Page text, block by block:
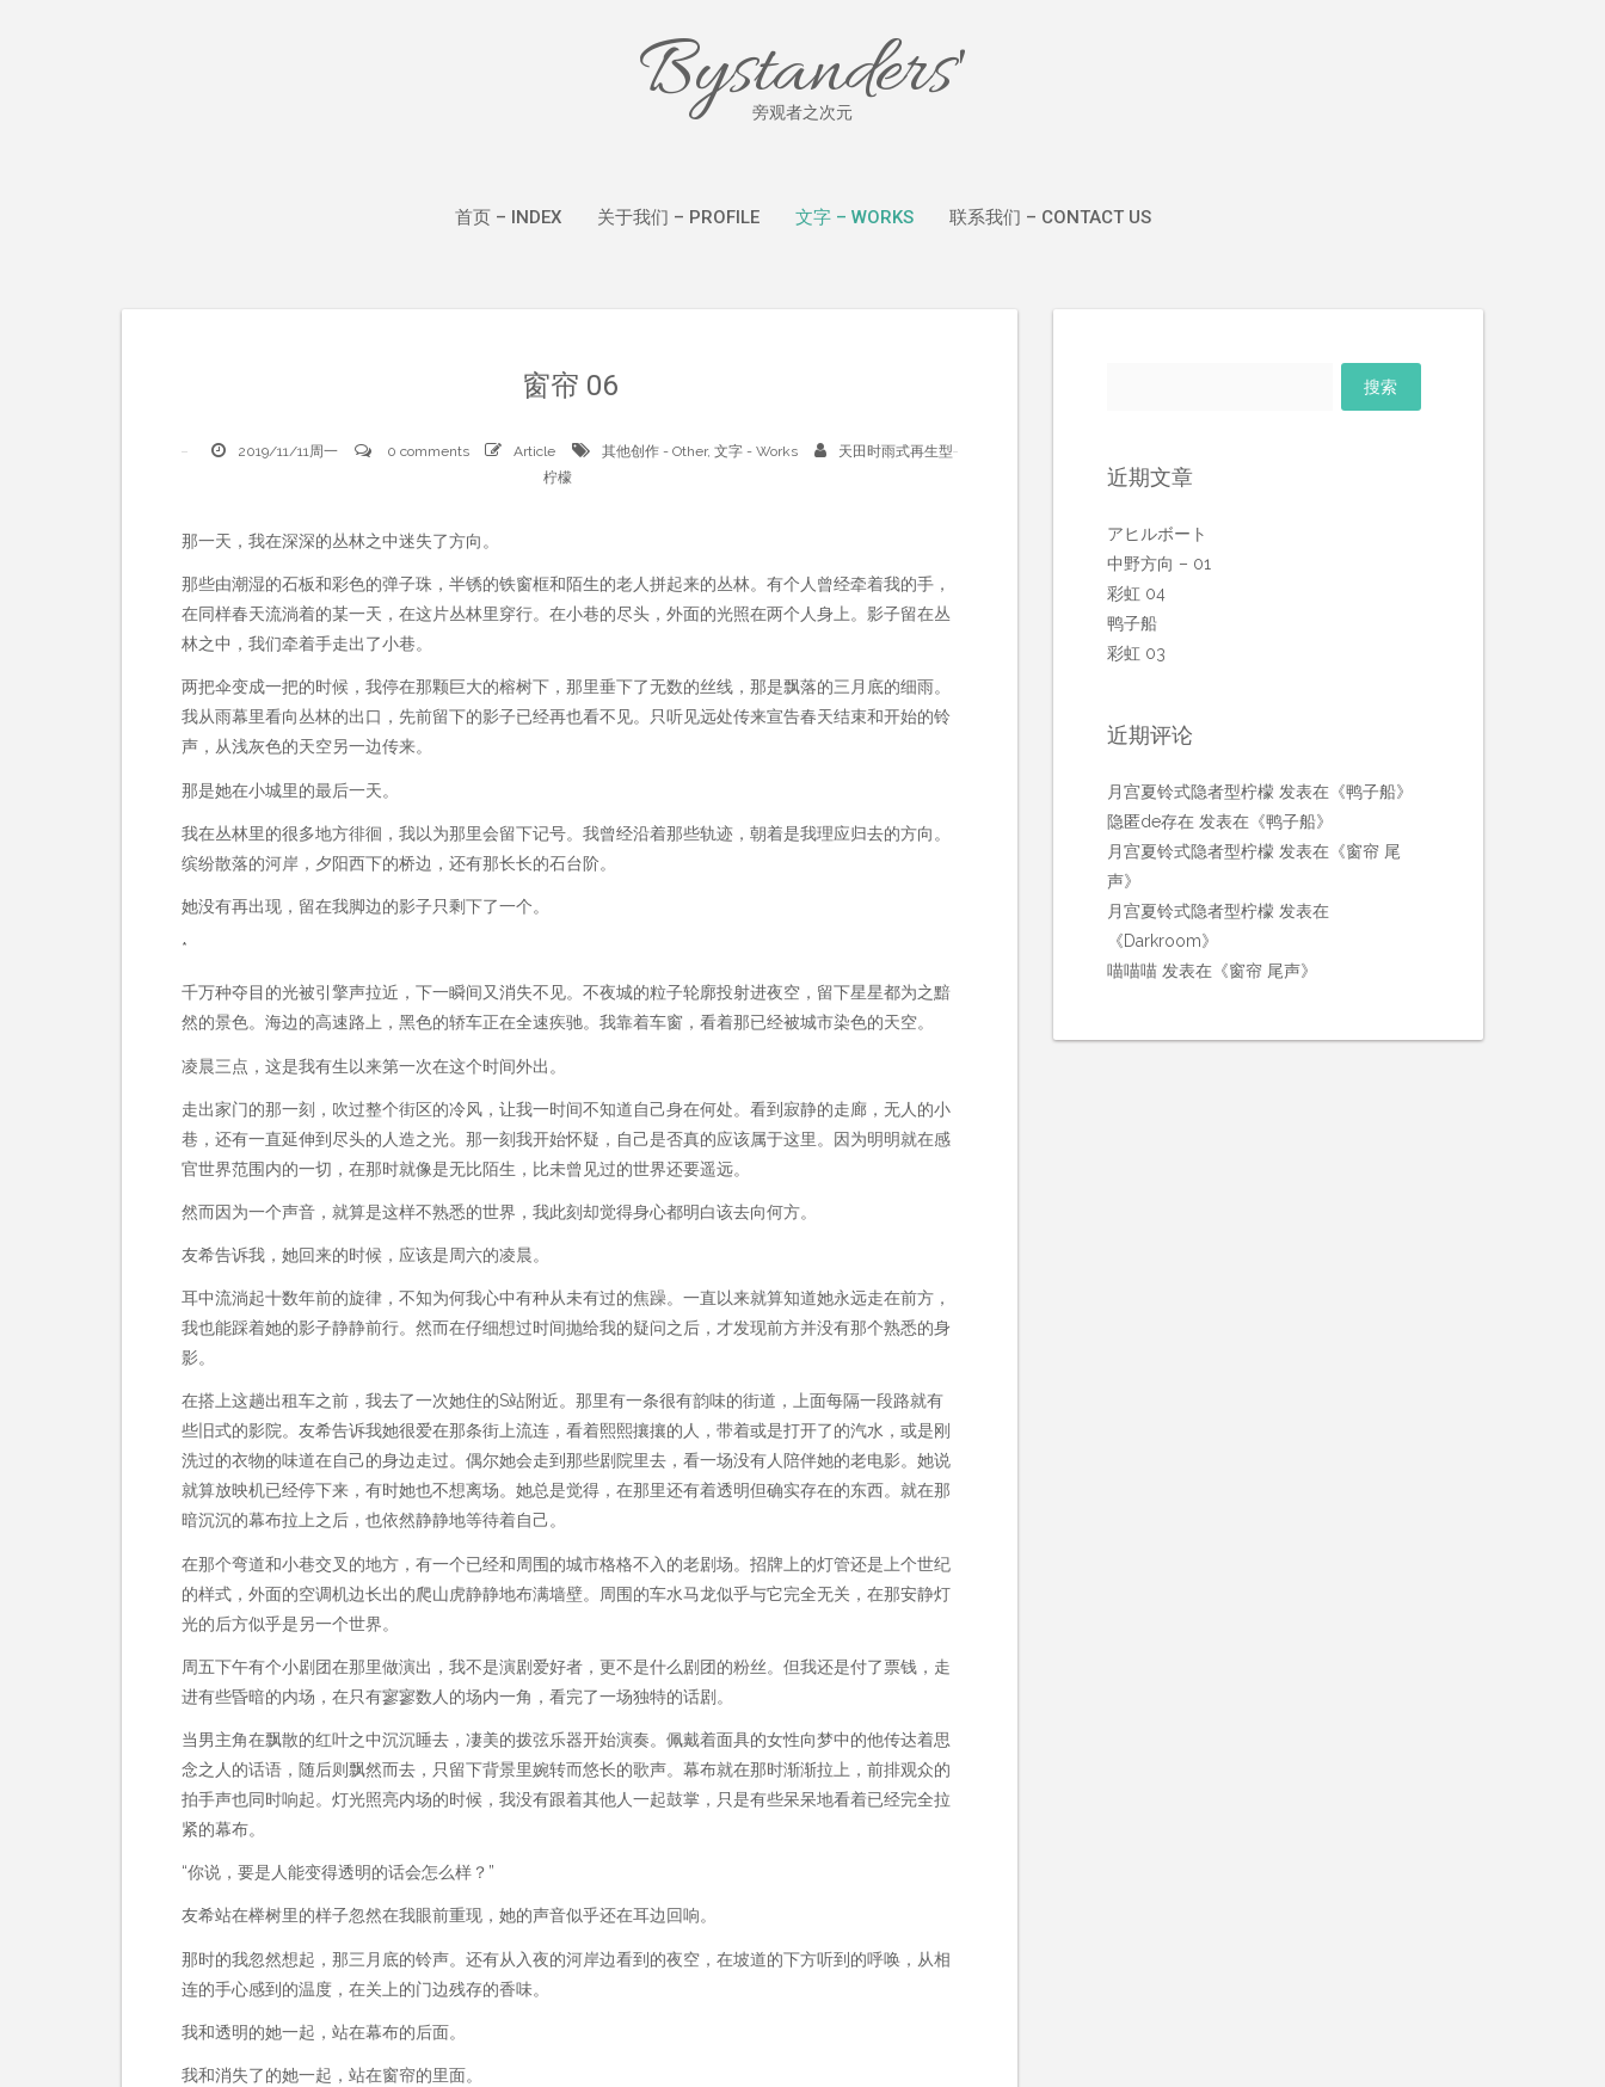
Bystanders'
旁观者之次元
首页 – INDEX 关于我们 – PROFILE 文字 – WORKS 联系我们 – CONTACT US
窗帘 06
2019/11/11周一 0 comments Article 其他创作 - Other, 文字 - Works
天田时雨式再生型
柠檬
那一天，我在深深的丛林之中迷失了方向。
那些由潮湿的石板和彩色的弹子珠，半锈的铁窗框和陌生的老人拼起来的丛林。有个人曾经牵着我的手，
在同样春天流淌着的某一天，在这片丛林里穿行。在小巷的尽头，外面的光照在两个人身上。影子留在丛
林之中，我们牵着手走出了小巷。
两把伞变成一把的时候，我停在那颗巨大的榕树下，那里垂下了无数的丝线，那是飘落的三月底的细雨。
我从雨幕里看向丛林的出口，先前留下的影子已经再也看不见。只听见远处传来宣告春天结束和开始的铃
声，从浅灰色的天空另一边传来。
那是她在小城里的最后一天。
我在丛林里的很多地方徘徊，我以为那里会留下记号。我曾经沿着那些轨迹，朝着是我理应归去的方向。
缤纷散落的河岸，夕阳西下的桥边，还有那长长的石台阶。
她没有再出现，留在我脚边的影子只剩下了一个。
*
千万种夺目的光被引擎声拉近，下一瞬间又消失不见。不夜城的粒子轮廓投射进夜空，留下星星都为之黯
然的景色。海边的高速路上，黑色的轿车正在全速疾驰。我靠着车窗，看着那已经被城市染色的天空。
凌晨三点，这是我有生以来第一次在这个时间外出。
走出家门的那一刻，吹过整个街区的冷风，让我一时间不知道自己身在何处。看到寂静的走廊，无人的小
巷，还有一直延伸到尽头的人造之光。那一刻我开始怀疑，自己是否真的应该属于这里。因为明明就在感
官世界范围内的一切，在那时就像是无比陌生，比未曾见过的世界还要遥远。
然而因为一个声音，就算是这样不熟悉的世界，我此刻却觉得身心都明白该去向何方。
友希告诉我，她回来的时候，应该是周六的凌晨。
耳中流淌起十数年前的旋律，不知为何我心中有种从未有过的焦躁。一直以来就算知道她永远走在前方，
我也能踩着她的影子静静前行。然而在仔细想过时间抛给我的疑问之后，才发现前方并没有那个熟悉的身
影。
在搭上这趟出租车之前，我去了一次她住的S站附近。那里有一条很有韵味的街道，上面每隔一段路就有
些旧式的影院。友希告诉我她很爱在那条街上流连，看着熙熙攘攘的人，带着或是打开了的汽水，或是刚
洗过的衣物的味道在自己的身边走过。偶尔她会走到那些剧院里去，看一场没有人陪伴她的老电影。她说
就算放映机已经停下来，有时她也不想离场。她总是觉得，在那里还有着透明但确实存在的东西。就在那
暗沉沉的幕布拉上之后，也依然静静地等待着自己。
在那个弯道和小巷交叉的地方，有一个已经和周围的城市格格不入的老剧场。招牌上的灯管还是上个世纪
的样式，外面的空调机边长出的爬山虎静静地布满墙壁。周围的车水马龙似乎与它完全无关，在那安静灯
光的后方似乎是另一个世界。
周五下午有个小剧团在那里做演出，我不是演剧爱好者，更不是什么剧团的粉丝。但我还是付了票钱，走
进有些昏暗的内场，在只有寥寥数人的场内一角，看完了一场独特的话剧。
当男主角在飘散的红叶之中沉沉睡去，凄美的拨弦乐器开始演奏。佩戴着面具的女性向梦中的他传达着思
念之人的话语，随后则飘然而去，只留下背景里婉转而悠长的歌声。幕布就在那时渐渐拉上，前排观众的
拍手声也同时响起。灯光照亮内场的时候，我没有跟着其他人一起鼓掌，只是有些呆呆地看着已经完全拉
紧的幕布。
“你说，要是人能变得透明的话会怎么样？”
友希站在榉树里的样子忽然在我眼前重现，她的声音似乎还在耳边回响。
那时的我忽然想起，那三月底的铃声。还有从入夜的河岸边看到的夜空，在坡道的下方听到的呼唤，从相
连的手心感到的温度，在关上的门边残存的香味。
我和透明的她一起，站在幕布的后面。
我和消失了的她一起，站在窗帘的里面。
近期文章
アヒルボート
中野方向 – 01
彩虹 04
鸭子船
彩虹 03
近期评论
月宫夏铃式隐者型柠檬 发表在《鸭子船》
隐匿de存在 发表在《鸭子船》
月宫夏铃式隐者型柠檬 发表在《窗帘 尾
声》
月宫夏铃式隐者型柠檬 发表在
《Darkroom》
喵喵喵 发表在《窗帘 尾声》